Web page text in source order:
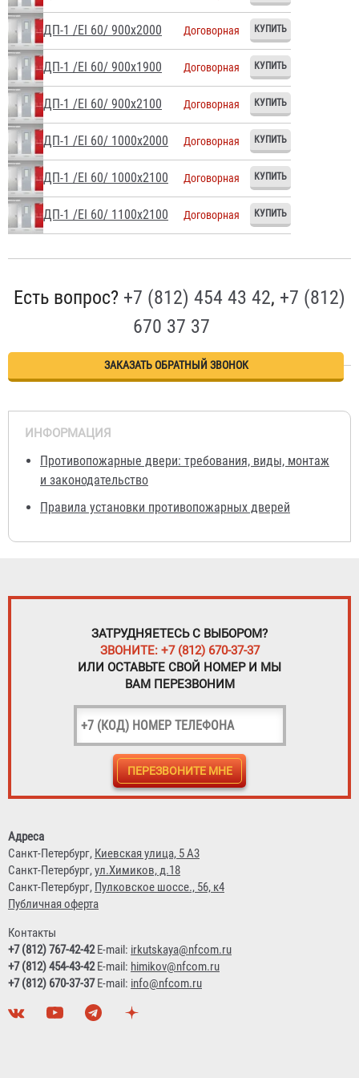
ДП-1 /EI 60/ 900х2000 Договорная
ДП-1 /EI 60/ 900х1900 Договорная
ДП-1 /EI 60/ 900х2100 Договорная
ДП-1 /EI 60/ 1000х2000 Договорная
ДП-1 /EI 60/ 1000х2100 Договорная
ДП-1 /EI 60/ 1100х2100 Договорная
Есть вопрос? +7 (812) 454 43 42, +7 (812)
670 37 37
ЗАКАЗАТЬ ОБРАТНЫЙ ЗВОНОК
ИНФОРМАЦИЯ
Противопожарные двери: требования, виды, монтаж
и законодательство
Правила установки противопожарных дверей
ЗАТРУДНЯЕТЕСЬ С ВЫБОРОМ?
ЗВОНИТЕ: +7 (812) 670-37-37
ИЛИ ОСТАВЬТЕ СВОЙ НОМЕР И МЫ
ВАМ ПЕРЕЗВОНИМ
Адреса
Санкт-Петербург, Киевская улица, 5 А3
Санкт-Петербург,ул.Химиков, д.18
Санкт-Петербург, Пулковское шоссе., 56, к4
Публичная оферта
Контакты
+7 (812) 767-42-42E-mail: irkutskaya@nfcom.ru
+7 (812) 454-43-42E-mail: himikov@nfcom.ru
+7 (812) 670-37-37E-mail: info@nfcom.ru